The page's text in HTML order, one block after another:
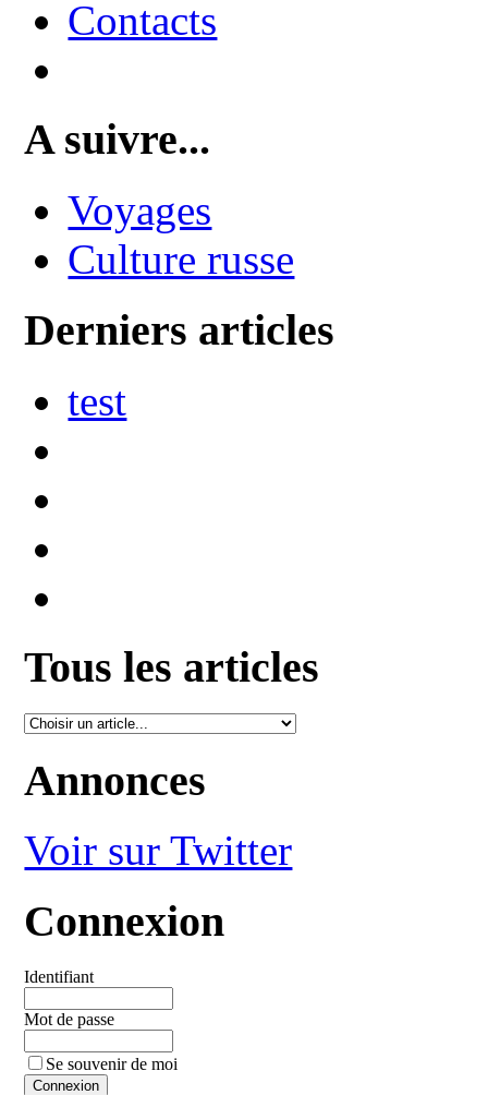
Contacts
A suivre...
Voyages
Culture russe
Derniers articles
test
Tous les articles
Annonces
Voir sur Twitter
Connexion
Identifiant
Mot de passe
Se souvenir de moi